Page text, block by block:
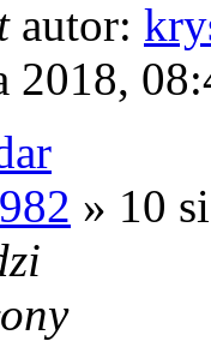
autor:
2018,
» 10